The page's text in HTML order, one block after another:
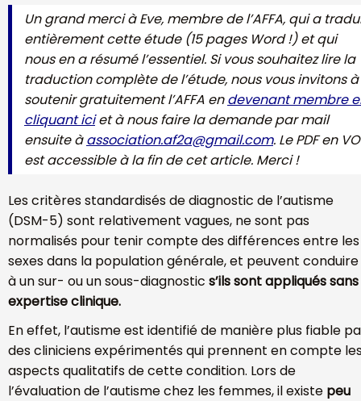
Un grand merci à Eve, membre de l’AFFA, qui a
entièrement cette étude (15 pages Word !) et qui
nous en a résumé l’essentiel. Si vous souhaitez lire la
traduction complète de l’étude, nous vous invitons à
soutenir gratuitement l’AFFA endevenant membre
cliquant iciet à nous faire la demande par mail
ensuite àassociation.af2a@gmail.com. Le PDF en VO
est accessible à la fin de cet article. Merci !
Les critères standardisés de diagnostic de l’autisme
(DSM-5) sont relativement vagues, ne sont pas
normalisés pour tenir compte des différences entre les
sexes dans la population générale, et peuvent conduire
à un sur- ou un sous-diagnostic s’ils sont appliqués sans
expertise clinique.
En effet, l’autisme est identifié de manière plus fiable
des cliniciens expérimentés qui prennent en compte
aspects qualitatifs de cette condition. Lors de
l’évaluation de l’autisme chez les femmes, il existe peu